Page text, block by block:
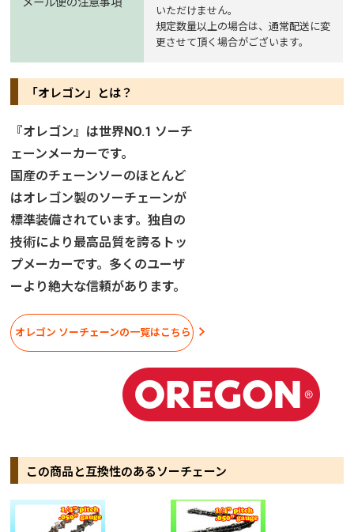
いただけません。
規定数量以上の場合は、通常配送に変
更させて頂く場合がございます。
「オレゴン」とは？
『オレゴン』は世界NO.1 ソーチ
ェーンメーカーです。
国産のチェーンソーのほとんど
はオレゴン製のソーチェーンが
標準装備されています。独自の
技術により最高品質を誇るトッ
プメーカーです。多くのユーザ
ーより絶大な信頼があります。
オレゴン ソーチェーンの一覧はこちら
この商品と互換性のあるソーチェーン